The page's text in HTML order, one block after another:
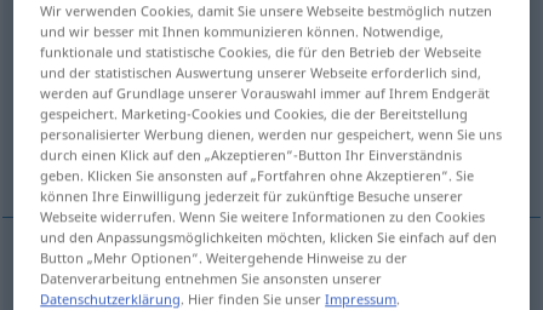
formovat(vy-) (z-<-muji>)
Übersicht aller Übersetzungen
(Für mehr Details die Übersetzung anklicken/antippen)
formen, bilden, formieren
formen,bilden formovat
Wir verwenden Cookies, damit Sie unsere Webseite bestmöglich nutzen
und wir besser mit Ihnen kommunizieren können. Notwendige,
funktionale und statistische Cookies, die für den Betrieb der Webseite
und der statistischen Auswertung unserer Webseite erforderlich sind,
werden auf Grundlage unserer Vorauswahl immer auf Ihrem Endgerät
gespeichert. Marketing-Cookies und Cookies, die der Bereitstellung
personalisierter Werbung dienen, werden nur gespeichert, wenn Sie uns
durch einen Klick auf den „Akzeptieren“-Button Ihr Einverständnis
geben. Klicken Sie ansonsten auf „Fortfahren ohne Akzeptieren“. Sie
können Ihre Einwilligung jederzeit für zukünftige Besuche unserer
Webseite widerrufen. Wenn Sie weitere Informationen zu den Cookies
und den Anpassungsmöglichkeiten möchten, klicken Sie einfach auf den
Button „Mehr Optionen“. Weitergehende Hinweise zu der
Datenverarbeitung entnehmen Sie ansonsten unserer
Datenschutzerklärung. Hier finden Sie unserImpressum.